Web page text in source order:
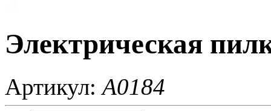
Электрическая
Артикул:A0184